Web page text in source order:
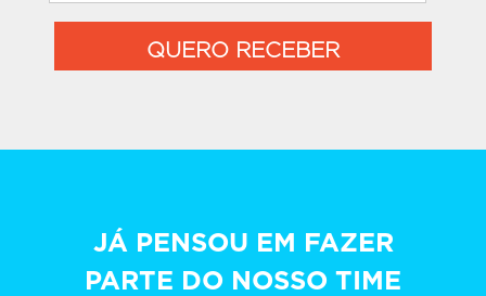
QUERO RECEBER
JÁ PENSOU EM FAZER
PARTE DO NOSSO TIME